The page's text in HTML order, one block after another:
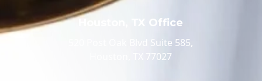
Houston, TX Office
520 Post Oak Blvd Suite 585,
Houston, TX 77027